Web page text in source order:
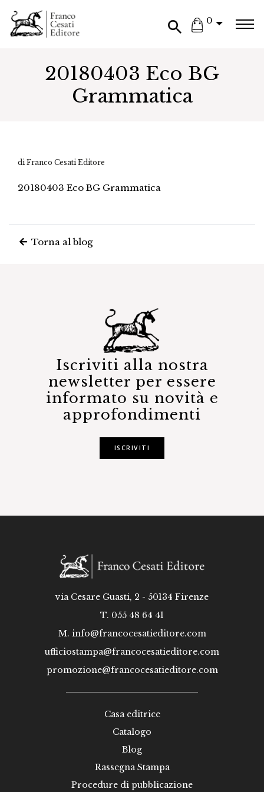
0
20180403 Eco BG
Grammatica
di Franco Cesati Editore
20180403 Eco BG Grammatica
Torna al blog
Iscriviti alla nostra
newsletter per essere
informato su novità e
approfondimenti
ISCRIVITI
via Cesare Guasti, 2 - 50134 Firenze
T. 055 48 64 41
M. info@francocesatieditore.com
ufficiostampa@francocesatieditore.com
promozione@francocesatieditore.com
Casa editrice
Catalogo
Blog
Rassegna Stampa
Procedure di pubblicazione